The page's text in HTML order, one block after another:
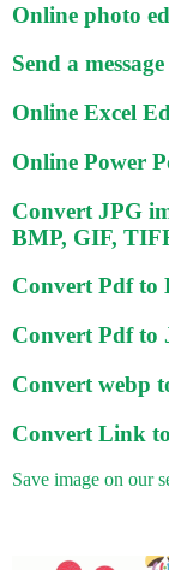
Online photo
Send a
Online Excel
Online Power
Convert JPG
BMP, GIF,
Convert Pdf to
Convert Pdf to
Convert webp
Convert Link
Save image on our